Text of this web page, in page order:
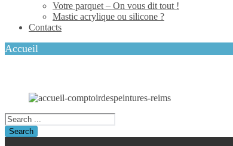
Votre parquet – On vous dit tout !
Mastic acrylique ou silicone ?
Contacts
Accueil